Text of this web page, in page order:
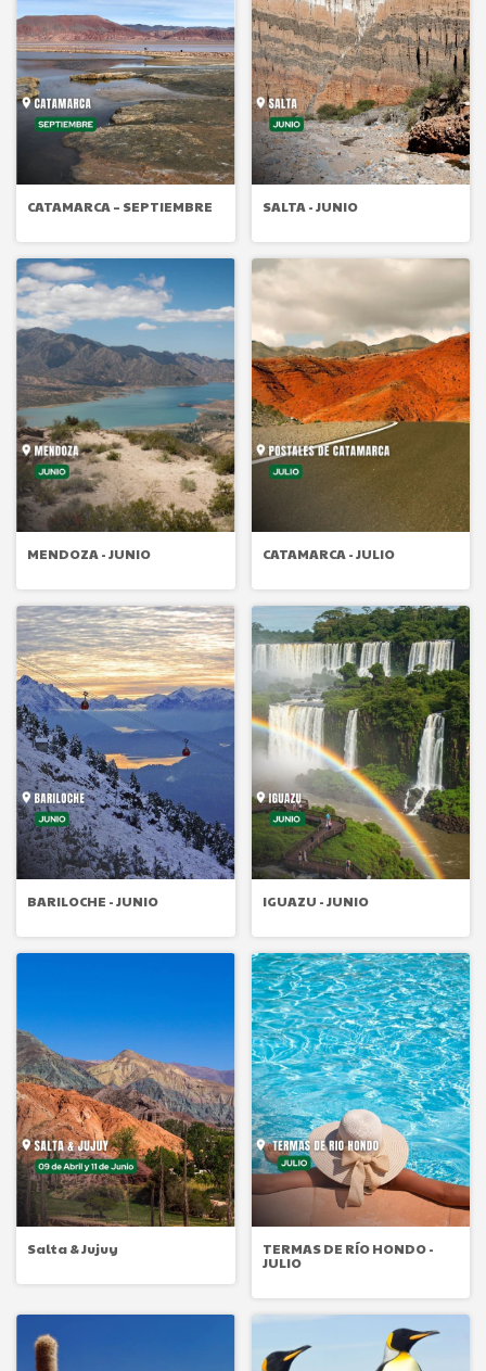
CATAMARCA – SEPTIEMBRE SALTA - JUNIO
MENDOZA - JUNIO CATAMARCA - JULIO
BARILOCHE - JUNIO IGUAZU - JUNIO
Salta & Jujuy
TERMAS DE RÍO HONDO -
JULIO